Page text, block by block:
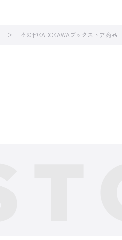
その他KADOKAWAブックストア商品